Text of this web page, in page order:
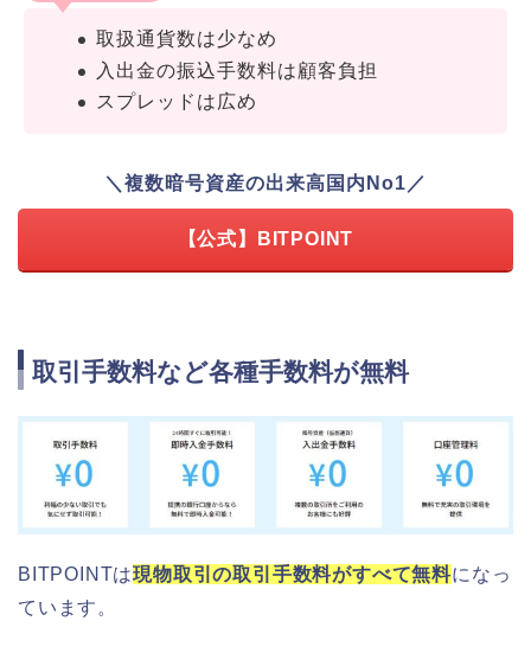
取扱通貨数は少なめ
入出金の振込手数料は顧客負担
スプレッドは広め
＼複数暗号資産の出来高国内No1／
【公式】BITPOINT
取引手数料など各種手数料が無料
BITPOINTは現物取引の取引手数料がすべて無料になっ
ています。